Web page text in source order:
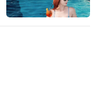
生张楚岚“大